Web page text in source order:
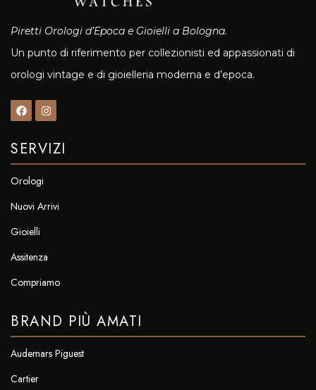
Piretti Orologi d’Epoca e Gioielli a Bologna.
Un punto di riferimento per collezionisti ed appassionati di
orologi vintage e di gioielleria moderna e d’epoca.
SERVIZI
Orologi
Nuovi Arrivi
Gioielli
Assitenza
Compriamo
BRAND PIÙ AMATI
Audemars Piguest
Cartier